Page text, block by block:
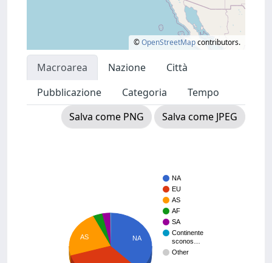
©OpenStreetMapcontributors.
Macroarea Nazione
Città
Pubblicazione
Categoria
Tempo
Salva come PNG
Salva come JPEG
NA
EU
AS
AF
SA
Continente
sconos…
Other
NA
AS